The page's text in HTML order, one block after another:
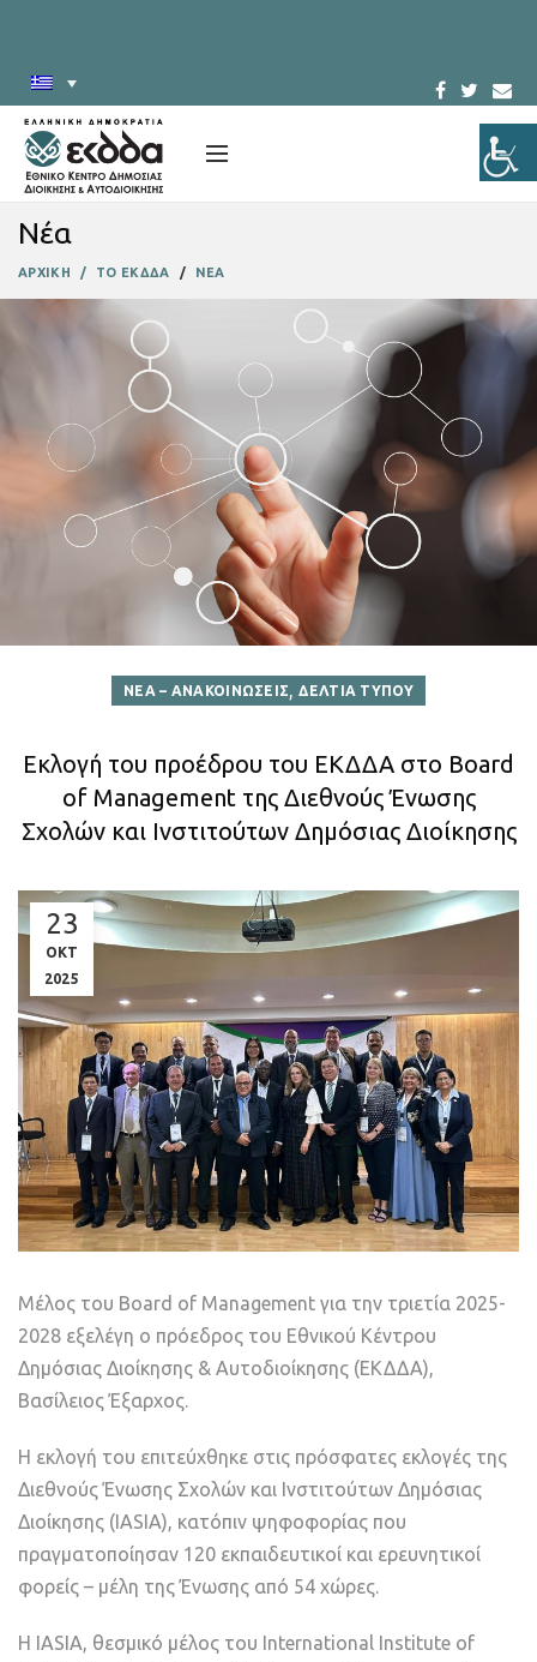
Νέα
ΑΡΧΙΚΗ ΤΟ ΕΚΔΔΑ ΝΕΑ
ΝΕΑ – ΑΝΑΚΟΙΝΩΣΕΙΣ,ΔΕΛΤΙΑ ΤΥΠΟΥ
Εκλογή του προέδρου του ΕΚΔΔΑ στο Board
of Management της Διεθνούς Ένωσης
Σχολών και Ινστιτούτων Δημόσιας Διοίκησης
23
ΟΚΤ
2025
Μέλος του Board of Management για την τριετία 2025-
2028 εξελέγη ο πρόεδρος του Εθνικού Κέντρου
Δημόσιας Διοίκησης & Αυτοδιοίκησης (ΕΚΔΔΑ),
Βασίλειος Έξαρχος.
Η εκλογή του επιτεύχθηκε στις πρόσφατες εκλογές της
Διεθνούς Ένωσης Σχολών και Ινστιτούτων Δημόσιας
Διοίκησης (IASIA), κατόπιν ψηφοφορίας που
πραγματοποίησαν 120 εκπαιδευτικοί και ερευνητικοί
φορείς – μέλη της Ένωσης από 54 χώρες.
Η IASIA, θεσμικό μέλος του International Institute of